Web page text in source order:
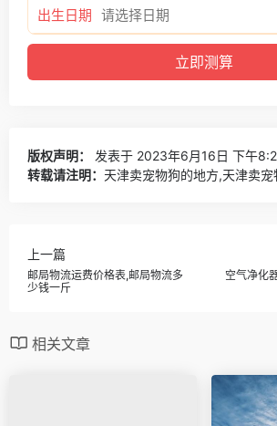
出生日期
版权声明：
发表于 2023年6月16日 下午
转载请注明： 天津卖宠物狗的地方,天津卖宠
上一篇
邮局物流运费价格表,邮局物流多
少钱一斤
空气净化
相关文章